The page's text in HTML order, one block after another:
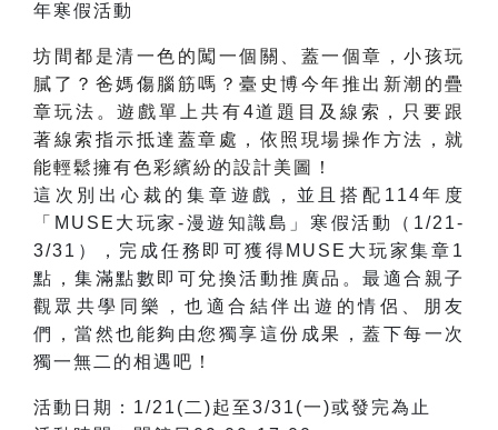
年寒假活動
坊間都是清一色的闖一個關、蓋一個章，小孩玩
膩了？爸媽傷腦筋嗎？臺史博今年推出新潮的疊
章玩法。遊戲單上共有4道題目及線索，只要跟
著線索指示抵達蓋章處，依照現場操作方法，就
能輕鬆擁有色彩繽紛的設計美圖！
這次別出心裁的集章遊戲，並且搭配114年度
「MUSE大玩家-漫遊知識島」寒假活動（1/21-
3/31），完成任務即可獲得MUSE大玩家集章1
點，集滿點數即可兌換活動推廣品。最適合親子
觀眾共學同樂，也適合結伴出遊的情侶、朋友
們，當然也能夠由您獨享這份成果， 蓋下每一次
獨一無二的相遇吧！
活動日期：1/21(二)起至3/31(一)或發完為止